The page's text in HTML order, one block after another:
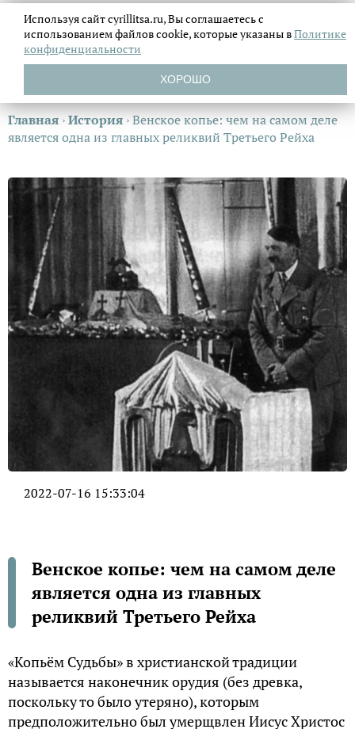
Главная ›История ›Венское копье: чем на самом деле
является одна из главных реликвий Третьего Рейха
2022-07-16 15:33:04
Венское копье: чем на самом деле
является одна из главных
реликвий Третьего Рейха
«Копьём Судьбы» в христианской традиции
называется наконечник орудия (без древка,
поскольку то было утеряно), которым
предположительно был умерщвлен Иисус Христос
Используя сайт cyrillitsa.ru, Вы соглашаетесь с
использованием файловcookie, которые указаны вПолитике
конфиденциальности
ХОРОШО